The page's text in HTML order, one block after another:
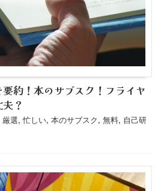
約！本のサブスク！フライヤ
？
厳選,忙しい, 本のサブスク, 無料, 自己研